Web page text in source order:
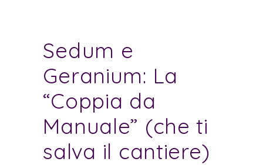
Sedum e
Geranium: La
“Coppia da
Manuale” (che ti
salva il cantiere)